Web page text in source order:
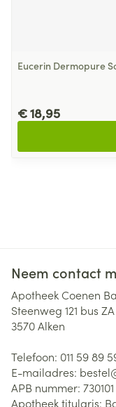
Eucerin Dermopure
€ 18,95
Neem contact
Apotheek Coenen
Steenweg 121 bus ZA
3570Alken
Telefoon: 011 59 89
E-mailadres:
APB nummer: 730101
Apotheek titularis: